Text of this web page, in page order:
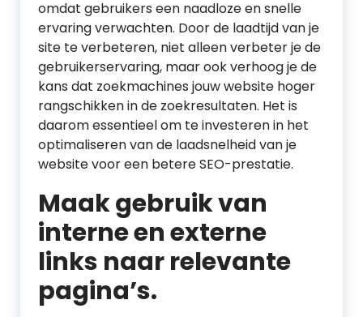
omdat gebruikers een naadloze en snelle
ervaring verwachten. Door de laadtijd van je
site te verbeteren, niet alleen verbeter je de
gebruikerservaring, maar ook verhoog je de
kans dat zoekmachines jouw website hoger
rangschikken in de zoekresultaten. Het is
daarom essentieel om te investeren in het
optimaliseren van de laadsnelheid van je
website voor een betere SEO-prestatie.
Maak gebruik van
interne en externe
links naar relevante
pagina’s.